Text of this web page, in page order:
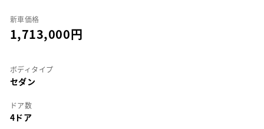
新車価格
1,713,000
ボディタイプ
セダン
ドア数
4ドア